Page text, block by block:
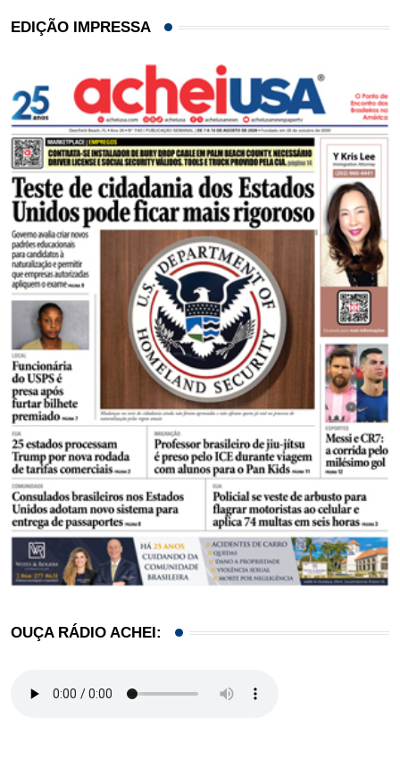
EDIÇÃO IMPRESSA
OUÇA RÁDIO ACHEI: